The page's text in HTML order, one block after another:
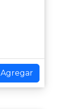
Agregar